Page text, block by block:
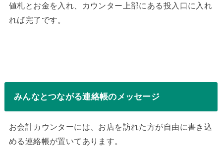
値札とお金を入れ、カウンター上部にある投入口に入れ
れば完了です。
みんなとつながる連絡帳のメッセージ
お会計カウンターには、お店を訪れた方が自由に書き込
める連絡帳が置いてあります。